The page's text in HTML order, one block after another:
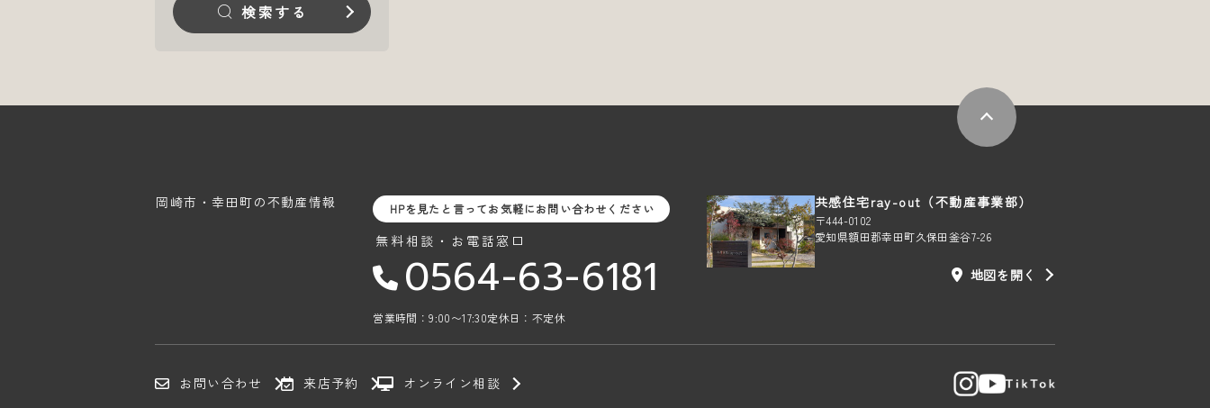
検索する
岡崎市・幸田町の不動産情報 HPを見たと言ってお気軽にお問い合わせください
無料相談・お電話窓口
0564-63-6181
営業時間：9:00〜17:30定休日：不定休
共感住宅ray-out（不動産事業部）
〒444-0102
愛知県額田郡幸田町久保田釜谷7-26
地図を開く
お問い合わせ 来店予約 オンライン相談